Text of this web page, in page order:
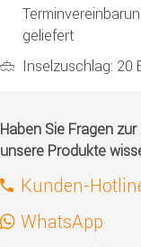
geliefert
Inselzuschlag: 20
Haben Sie Fragen
unsere Produkte
Kunden-
WhatsApp